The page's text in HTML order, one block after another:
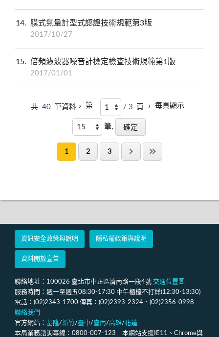
14 膜式氣量計型式認證技術規範第3版
2017/10/27
15 倍頻濾波器噪音計檢定檢查技術規範第1版
2017/01/01
共 40 筆資料， 第 / 3 頁 ，每頁顯示
筆,
1 2 3
資訊安全政策與說明 隱私權政策與說明
資料開放宣告
聯絡地址：100026 臺北市中正區濟南路一段4號 交通位置圖
服務時間：週一至週五08:30-17:30 中午櫃檯不打烊(12:30-13:30)
電話：(02)2343-1700 傳真：(02)2393-2324．(02)2356-0998
聯絡我們
官方網站： 基隆/新竹/臺中/臺南/高雄/花蓮
本局業務諮詢專線：0800-007-123 本網站支援IE11、Chrome與